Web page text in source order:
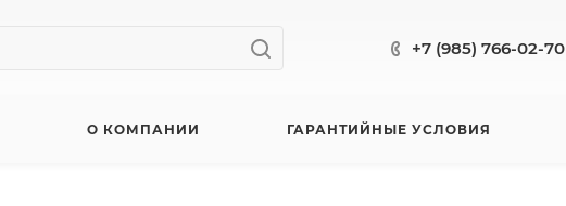
+7 (985) 766-02-70
О КОМПАНИИ ГАРАНТИЙНЫЕ УСЛОВИЯ